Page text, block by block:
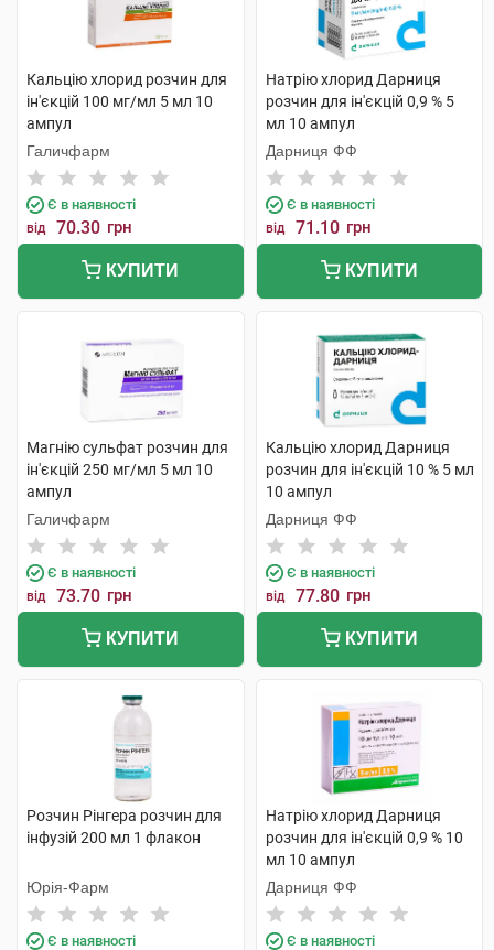
Кальцію хлорид розчин для
ін'єкцій 100 мг/мл 5 мл 10
ампул
Галичфарм
Є в наявності
від 70.30 грн
КУПИТИ
Натрію хлорид Дарниця
розчин для ін'єкцій 0,9 % 5
мл 10 ампул
Дарниця ФФ
Є в наявності
від 71.10 грн
КУПИТИ
Магнію сульфат розчин для
ін'єкцій 250 мг/мл 5 мл 10
ампул
Галичфарм
Є в наявності
від 73.70 грн
КУПИТИ
Кальцію хлорид Дарниця
розчин для ін'єкцій 10 % 5 мл
10 ампул
Дарниця ФФ
Є в наявності
від 77.80 грн
КУПИТИ
Розчин Рінгера розчин для
інфузій 200 мл 1 флакон
Юрія-Фарм
Є в наявності
Натрію хлорид Дарниця
розчин для ін'єкцій 0,9 % 10
мл 10 ампул
Дарниця ФФ
Є в наявності